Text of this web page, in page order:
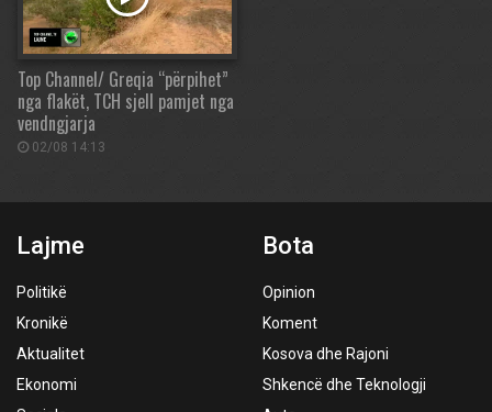
Top Channel/ Greqia “përpihet”
nga flakët, TCH sjell pamjet nga
vendngjarja
02/08 14:13
Lajme
Politikë
Kronikë
Aktualitet
Ekonomi
Bota
Opinion
Koment
Kosova dhe Rajoni
Shkencë dhe Teknologji